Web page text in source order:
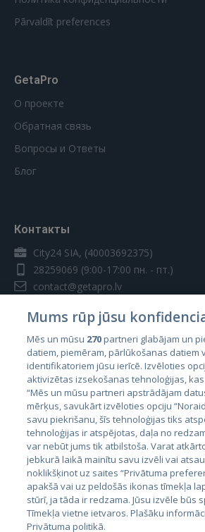
Pārvaldīt preferences
GetaPro
О проекте
Обратная связь
Вопросы и Ответы
Блог
Контакты
City24 SIA, (40003692375)
28259069 (9:00-17:00 пн. - пт.)
contact@getapro.lv
Страны
Эстония
Латвия
Литва
Mums rūp jūsu
Mēs un mūsu 270partneri glabājam un
datiem, piemēram, pārlūkošanas datiem
identifikatoriem jūsu ierīcē. Izvēloties
aktivizētas izsekošanas tehnoloģijas,
“Mēs un mūsu partneri apstrādājam
mērķus, savukārt izvēloties opciju
savu piekrišanu, šīs tehnoloģijas tiks
tehnoloģijas ir atspējotas, daļa no
var nebūt jums tik atbilstoša. Varat
jebkurā laikā mainītu savu izvēli vai
noklikšķinot uz saites “Privātuma
apakšā vai uz peldošās ikonas tīmekļa
stūrī, ja tāda ir redzama. Jūsu izvēle būs
Tīmekļa vietne ietvaros. Plašāku
Privātuma politikā.